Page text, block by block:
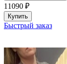
11090 ₽
Купить
Быстрый заказ